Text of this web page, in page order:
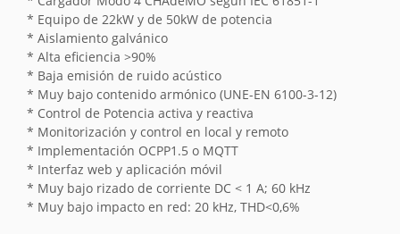
* Equipo de 22kW y de 50kW de potencia
* Aislamiento galvánico
* Alta eficiencia >90%
* Baja emisión de ruido acústico
* Muy bajo contenido armónico (UNE-EN 6100-3-12)
* Control de Potencia activa y reactiva
* Monitorización y control en local y remoto
* Implementación OCPP1.5 o MQTT
* Interfaz web y aplicación móvil
* Muy bajo rizado de corriente DC < 1 A; 60 kHz
* Muy bajo impacto en red: 20 kHz, THD<0,6%